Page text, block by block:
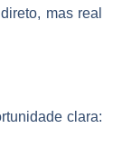
mas real
clara: